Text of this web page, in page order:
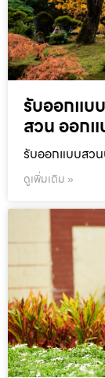
รับออกแบ
สวน ออก
รับออกแบบสว
ดูเพิ่มเติม »